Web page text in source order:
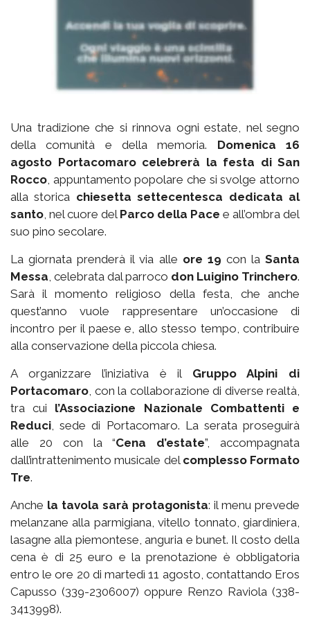
Una tradizione che si rinnova ogni estate, nel segno
della comunità e della memoria. Domenica 16
agosto Portacomaro celebrerà la festa di San
Rocco, appuntamento popolare che si svolge attorno
alla storica chiesetta settecentesca dedicata al
santo, nel cuore del Parco della Pace e all’ombra del
suo pino secolare.
La giornata prenderà il via alle ore 19 con laSanta
Messa, celebrata dal parroco don Luigino Trinchero.
Sarà il momento religioso della festa, che anche
quest’anno vuole rappresentare un’occasione di
incontro per il paese e, allo stesso tempo, contribuire
alla conservazione della piccola chiesa.
A organizzare l’iniziativa è il Gruppo Alpini di
Portacomaro, con la collaborazione di diverse realtà,
tra cui l’Associazione Nazionale Combattenti e
Reduci, sede di Portacomaro. La serata proseguirà
alle 20 con la “Cena d’estate”, accompagnata
dall’intrattenimento musicale del complesso Formato
Tre.
Anche la tavola sarà protagonista: il menu prevede
melanzane alla parmigiana, vitello tonnato, giardiniera,
lasagne alla piemontese, anguria e bunet. Il costo della
cena è di 25 euro e la prenotazione è obbligatoria
entro le ore 20 di martedì 11 agosto, contattando Eros
Capusso (339-2306007) oppure Renzo Raviola (338-
3413998).